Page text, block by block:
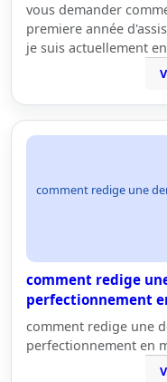
vous demander
premiere année
je suis actuellement
comment redige une
comment redige
perfectionnement
comment redige une
perfectionnement en